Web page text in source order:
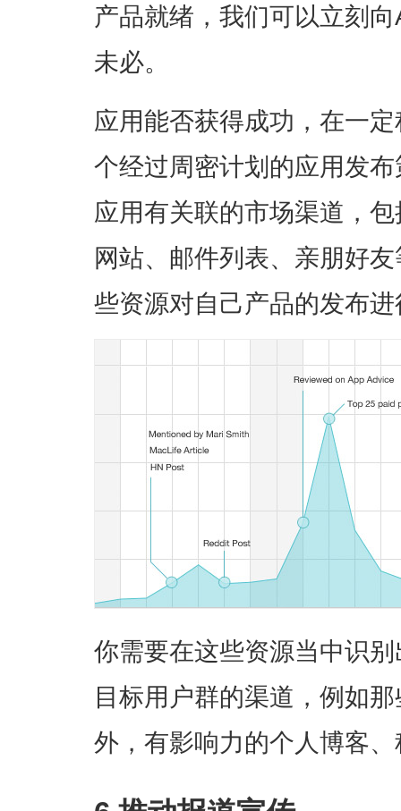
产品就绪，我们可以立刻
未必。
应用能否获得成功，在一
个经过周密计划的应用发
应用有关联的市场渠道，
网站、邮件列表、亲朋好
些资源对自己产品的发布
你需要在这些资源当中识
目标用户群的渠道，例如那
外，有影响力的个人博客